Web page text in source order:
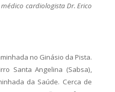
cardiologista Dr. Erico
no Ginásio da Pista.
Santa Angelina (Sabsa),
da Saúde. Cerca de